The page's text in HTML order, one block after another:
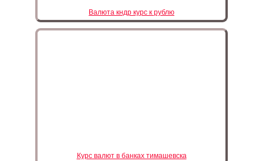
Валюта кндр курс к рублю
Курс валют в банках тимашевска